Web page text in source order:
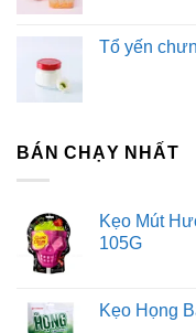
Tổ yến
BÁN CHẠY NHẤT
Kẹo Mút
105G
Kẹo Họng